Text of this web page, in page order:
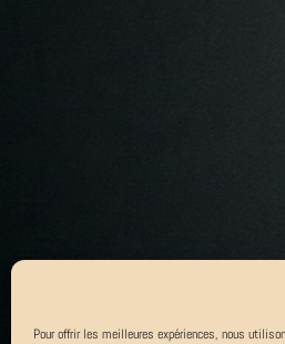
Pour offrir les meilleures expériences, nous